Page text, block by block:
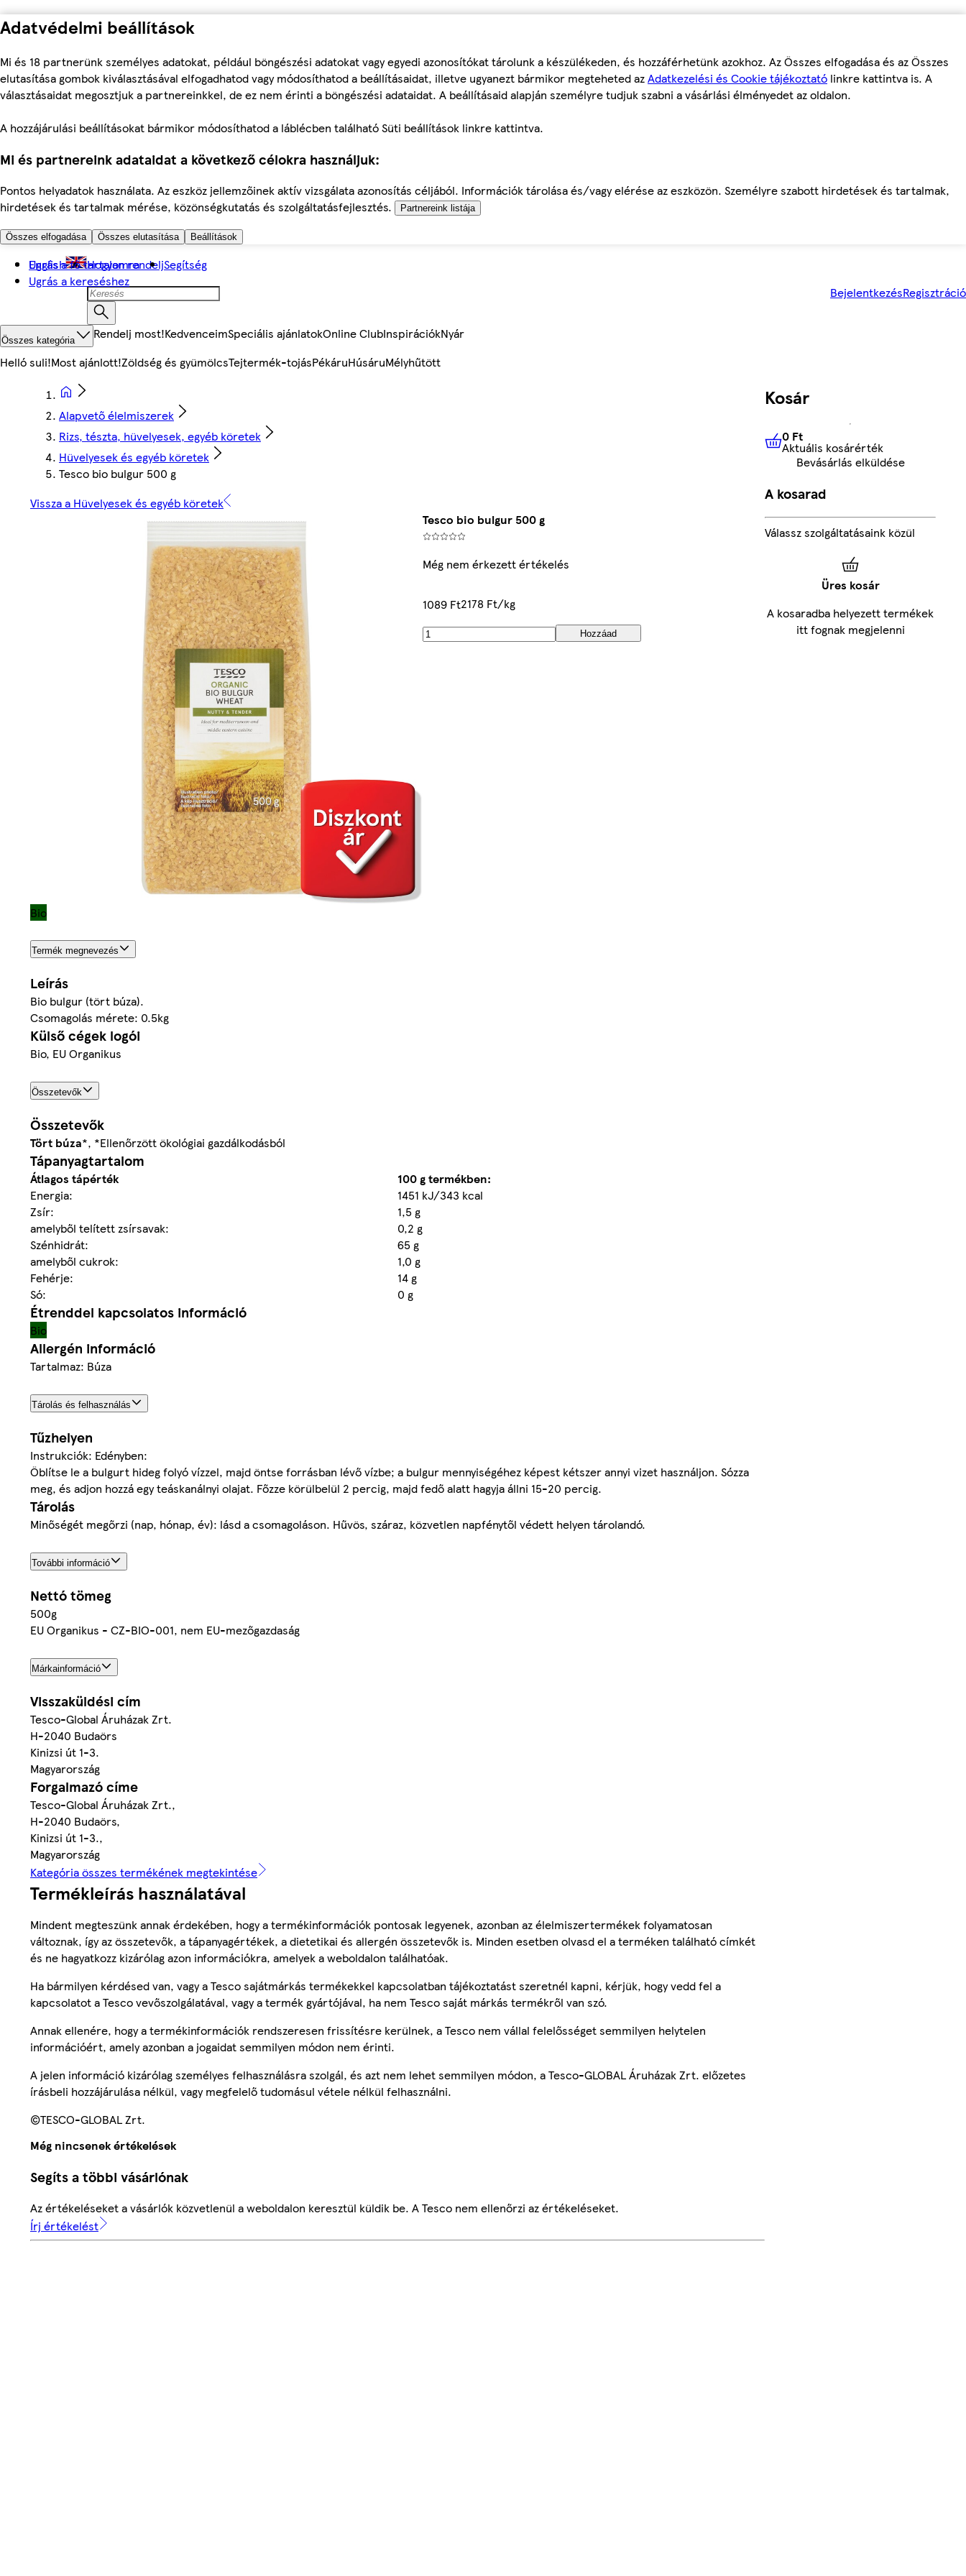
Adatvédelmi beállítások
Mi és 18 partnerünk személyes adatokat, például böngészési adatokat vagy egyedi azonosítókat tárolunk a készülékeden, és hozzáférhetünk azokhoz. Az Összes elfogadása és az Összes
elutasítása gombok kiválasztásával elfogadhatod vagy módosíthatod a beállításaidat, illetve ugyanezt bármikor megteheted azAdatkezelési és Cookie tájékoztató linkre kattintva is. A
választásaidat megosztjuk a partnereinkkel, de ez nem érinti a böngészési adataidat. A beállításaid alapján személyre tudjuk szabni a vásárlási élményedet az oldalon.
A hozzájárulási beállításokat bármikor módosíthatod a láblécben található Süti beállítások linkre kattintva.
Mi és partnereink adataidat a következő célokra használjuk:
Pontos helyadatok használata. Az eszköz jellemzőinek aktív vizsgálata azonosítás céljából. Információk tárolása és/vagy elérése az eszközön. Személyre szabott hirdetések és tartalmak,
hirdetések és tartalmak mérése, közönségkutatás és szolgáltatásfejlesztés.
Partnereink listája
Összes elfogadása Összes elutasítása Beállítások
Ugrás a fő tartalomra
Ugrás a kereséshez
English Hogyan rendeljSegítség
BejelentkezésRegisztráció
Összes kategória Rendelj most!KedvenceimSpeciális ajánlatokOnline ClubInspirációkNyár
Helló suli!Most ajánlott!Zöldség és gyümölcsTejtermék-tojásPékáruHúsáruMélyhűtött
Alapvető élelmiszerek
Rizs, tészta, hüvelyesek, egyéb köretek
Hüvelyesek és egyéb köretek
Tesco bio bulgur 500 g
Vissza a Hüvelyesek és egyéb köretek
Tesco bio bulgur 500 g
Még nem érkezett értékelés
1089 Ft2178 Ft/kg
Hozzáad
Bio
Termék megnevezés
Leírás
Bio bulgur (tört búza).
Csomagolás mérete: 0.5kg
Külső cégek logói
Bio, EU Organikus
Összetevők
Összetevők
Tört búza*, *Ellenőrzött ökológiai gazdálkodásból
Tápanyagtartalom
Átlagos tápérték
100 g termékben:
Energia:
1451 kJ/343 kcal
Zsír:
1,5 g
amelyből telített zsírsavak:
0,2 g
Szénhidrát:
65 g
amelyből cukrok:
1,0 g
Fehérje:
14 g
Só:
0 g
Étrenddel kapcsolatos információ
Bio
Allergén információ
Tartalmaz: Búza
Tárolás és felhasználás
Tűzhelyen
Instrukciók: Edényben:
Öblítse le a bulgurt hideg folyó vízzel, majd öntse forrásban lévő vízbe; a bulgur mennyiségéhez képest kétszer annyi vizet használjon. Sózza
meg, és adjon hozzá egy teáskanálnyi olajat. Főzze körülbelül 2 percig, majd fedő alatt hagyja állni 15-20 percig.
Tárolás
Minőségét megőrzi (nap, hónap, év): lásd a csomagoláson. Hűvös, száraz, közvetlen napfénytől védett helyen tárolandó.
További információ
Nettó tömeg
500g
EU Organikus - CZ-BIO-001, nem EU-mezőgazdaság
Márkainformáció
Visszaküldési cím
Tesco-Global Áruházak Zrt.
H-2040 Budaörs
Kinizsi út 1-3.
Magyarország
Forgalmazó címe
Tesco-Global Áruházak Zrt.,
H-2040 Budaörs,
Kinizsi út 1-3.,
Magyarország
Kategória összes termékének megtekintése
Termékleírás használatával
Mindent megteszünk annak érdekében, hogy a termékinformációk pontosak legyenek, azonban az élelmiszertermékek folyamatosan
változnak, így az összetevők, a tápanyagértékek, a dietetikai és allergén összetevők is. Minden esetben olvasd el a terméken található címkét
és ne hagyatkozz kizárólag azon információkra, amelyek a weboldalon találhatóak.
Ha bármilyen kérdésed van, vagy a Tesco sajátmárkás termékekkel kapcsolatban tájékoztatást szeretnél kapni, kérjük, hogy vedd fel a
kapcsolatot a Tesco vevőszolgálatával, vagy a termék gyártójával, ha nem Tesco saját márkás termékről van szó.
Annak ellenére, hogy a termékinformációk rendszeresen frissítésre kerülnek, a Tesco nem vállal felelősséget semmilyen helytelen
információért, amely azonban a jogaidat semmilyen módon nem érinti.
A jelen információ kizárólag személyes felhasználásra szolgál, és azt nem lehet semmilyen módon, a Tesco-GLOBAL Áruházak Zrt. előzetes
írásbeli hozzájárulása nélkül, vagy megfelelő tudomásul vétele nélkül felhasználni.
©TESCO-GLOBAL Zrt.
Még nincsenek értékelések
Segíts a többi vásárlónak
Az értékeléseket a vásárlók közvetlenül a weboldalon keresztül küldik be. A Tesco nem ellenőrzi az értékeléseket.
Írj értékelést
Kosár
0 FtAktuális kosárérték
0 Ft
Aktuális kosárérték
Bevásárlás elküldése
A kosarad
Válassz szolgáltatásaink közül
Üres kosár
A kosaradba helyezett termékek
itt fognak megjelenni